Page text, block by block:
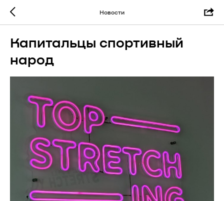
Новости
Капитальцы спортивный
народ